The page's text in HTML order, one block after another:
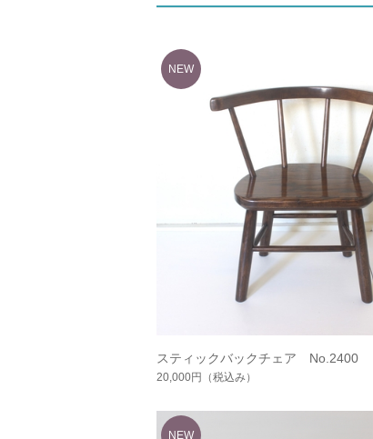
スティックバックチェア No.2400
20,000円 （税込み）